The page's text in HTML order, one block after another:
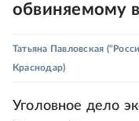
обвиняемому
Татьяна Павловская
Краснодар)
Уголовное дело